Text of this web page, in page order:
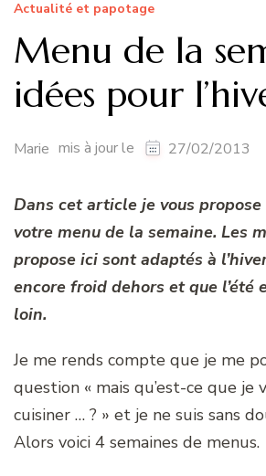
Actualité et papotage
Menu de la
idées pour
Marie mis à jour le 27/02/2013
Dans cet article je vous
votre menu de la semaine. Les
propose ici sont adaptés à
encore froid dehors et que l’été
loin.
Je me rends compte que je me
question « mais qu’est-ce que je
cuisiner … ? » et je ne suis sans
Alors voici 4 semaines de menus.